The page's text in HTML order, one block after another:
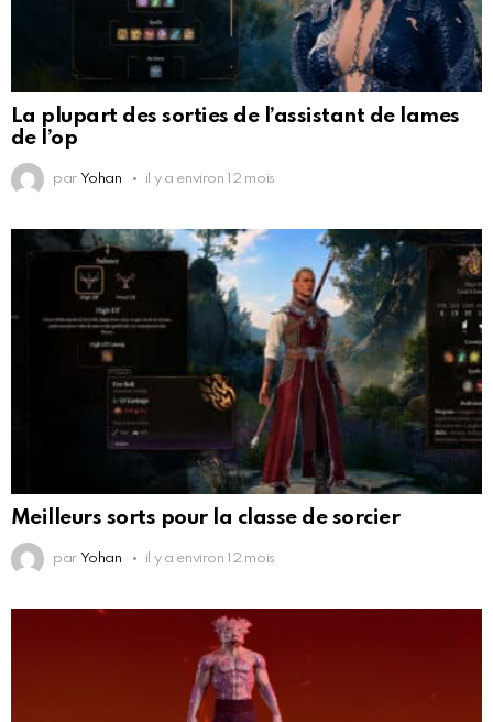
La plupart des sorties de l’assistant de lames
de l’op
par Yohan il y a environ 12 mois
Meilleurs sorts pour la classe de sorcier
par Yohan il y a environ 12 mois